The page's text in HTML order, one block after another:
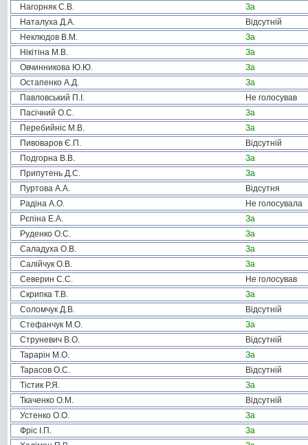
Нагорняк С.В.
За
Наталуха Д.А.
Відсутній
Неклюдов В.М.
За
Нікітіна М.В.
За
Овчинникова Ю.Ю.
За
Остапенко А.Д.
За
Павловський П.І.
Не голосував
Пасічний О.С.
За
Перебийніс М.В.
За
Пивоваров Є.П.
Відсутній
Подгорна В.В.
За
Припутень Д.С.
За
Пуртова А.А.
Відсутня
Радіна А.О.
Не голосувала
Рєпіна Е.А.
За
Руденко О.С.
За
Саладуха О.В.
За
Салійчук О.В.
За
Северин С.С.
Не голосував
Скрипка Т.В.
За
Соломчук Д.В.
Відсутній
Стефанчук М.О.
За
Струневич В.О.
Відсутній
Тарарін М.О.
За
Тарасов О.С.
Відсутній
Тістик Р.Я.
За
Ткаченко О.М.
Відсутній
Устенко О.О.
За
Фріс І.П.
За